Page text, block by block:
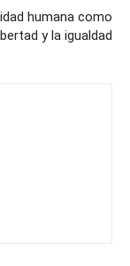
humana como
y la igualdad